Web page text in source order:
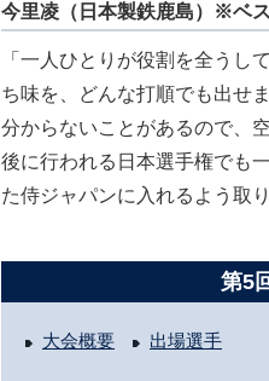
今里凌（日本製鉄鹿島）※ベ
「一人ひとりが役割を全うし
ち味を、どんな打順でも出せ
分からないことがあるので、
後に行われる日本選手権でも
た侍ジャパンに入れるよう取
第5
大会概要 出場選手